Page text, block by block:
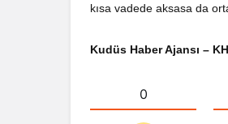
kısa vadede aksasa da
Kudüs Haber Ajansı –
0